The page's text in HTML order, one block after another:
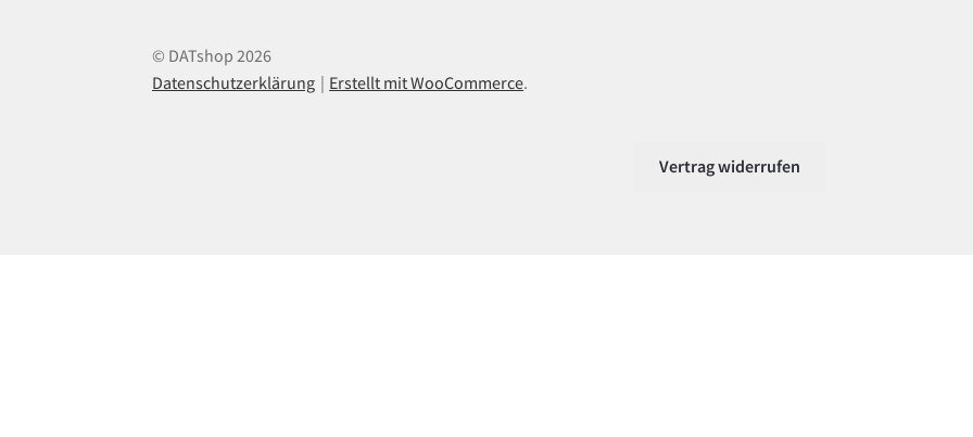
© DATshop 2026
Datenschutzerklärung
Erstellt mit WooCommerce.
Vertrag widerrufen